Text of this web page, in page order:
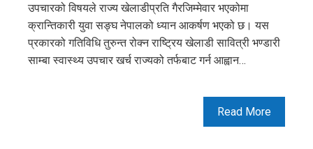
उपचारको विषयले राज्य खेलाडीप्रति गैरजिम्मेवार भएकोमा
क्रान्तिकारी युवा सङ्घ नेपालको ध्यान आकर्षण भएको छ। यस
प्रकारको गतिविधि तुरुन्त रोक्न राष्ट्रिय खेलाडी सावित्री भण्डारी
साम्बा स्वास्थ्य उपचार खर्च राज्यको तर्फबाट गर्न आह्वान…
Read More